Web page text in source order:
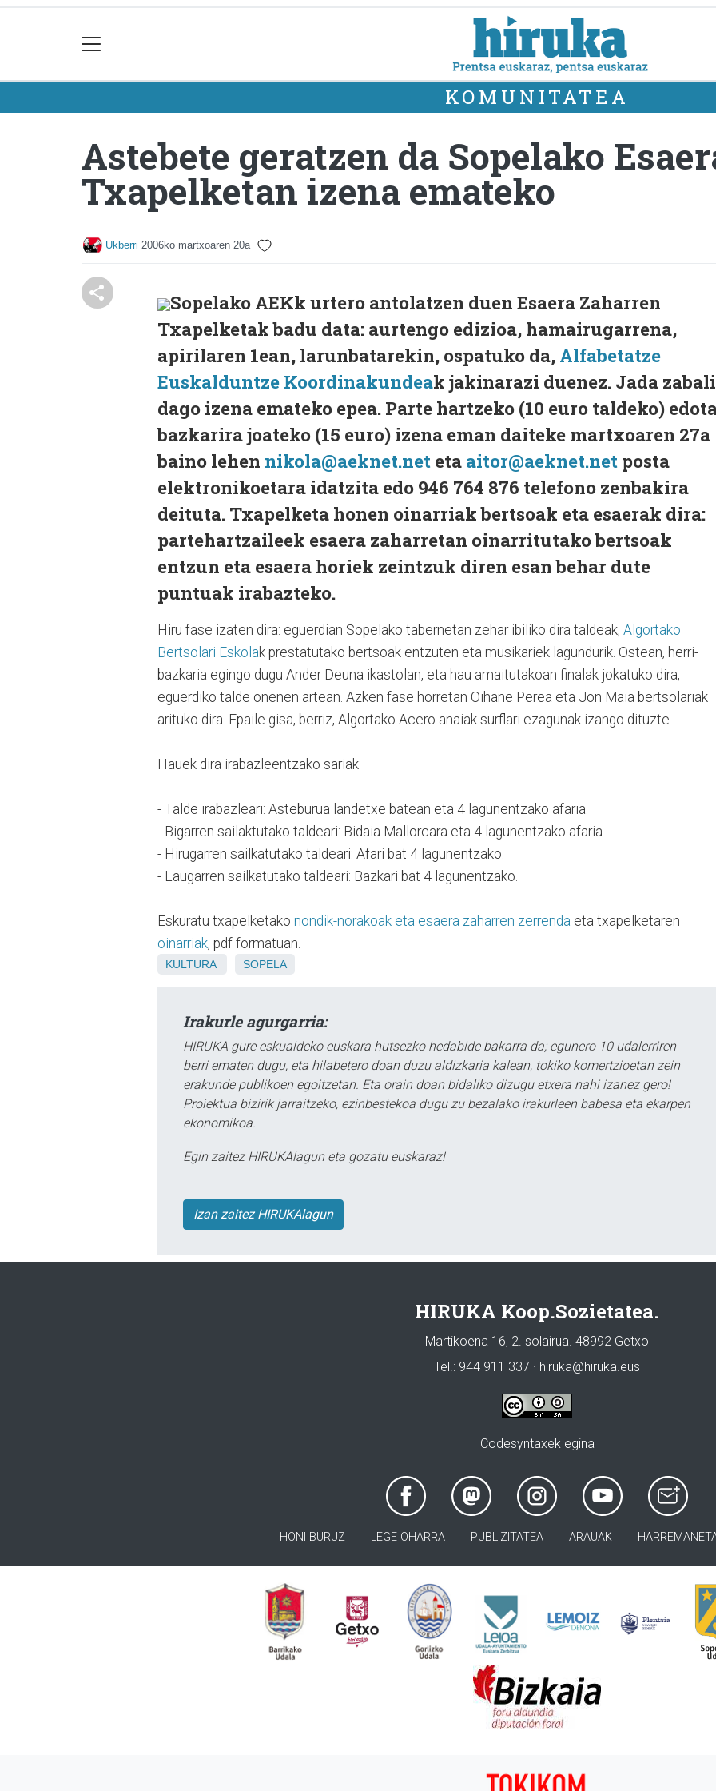
KOMUNITATEA
Astebete geratzen da Sopelako
Txapelketan izena emateko
Ukberri 2006ko martxoaren 20a
Sopelako AEKk urtero antolatzen duen Esaera Zaharren
Txapelketak badu data: aurtengo edizioa, hamairugarrena,
apirilaren 1ean, larunbatarekin, ospatuko da, Alfabetatze
Euskalduntze Koordinakundeak jakinarazi duenez. Jada
dago izena emateko epea. Parte hartzeko (10 euro taldeko)
bazkarira joateko (15 euro) izena eman daiteke martxoaren 27a
baino lehen nikola@aeknet.net eta aitor@aeknet.net posta
elektronikoetara idatzita edo 946 764 876 telefono zenbakira
deituta. Txapelketa honen oinarriak bertsoak eta esaerak dira:
partehartzaileek esaera zaharretan oinarritutako bertsoak
entzun eta esaera horiek zeintzuk diren esan behar dute
puntuak irabazteko.
Hiru fase izaten dira: eguerdian Sopelako tabernetan zehar ibiliko dira taldeak, Algortako
Bertsolari Eskolak prestatutako bertsoak entzuten eta musikariek lagundurik. Ostean, herri-
bazkaria egingo dugu Ander Deuna ikastolan, eta hau amaitutakoan finalak jokatuko dira,
eguerdiko talde onenen artean. Azken fase horretan Oihane Perea eta Jon Maia bertsolariak
arituko dira. Epaile gisa, berriz, Algortako Acero anaiak surflari ezagunak izango dituzte.
Hauek dira irabazleentzako sariak:
- Talde irabazleari: Asteburua landetxe batean eta 4 lagunentzako afaria.
- Bigarren sailaktutako taldeari: Bidaia Mallorcara eta 4 lagunentzako afaria.
- Hirugarren sailkatutako taldeari: Afari bat 4 lagunentzako.
- Laugarren sailkatutako taldeari: Bazkari bat 4 lagunentzako.
Eskuratu txapelketako nondik-norakoak eta esaera zaharren zerrenda eta txapelketaren
oinarriak, pdf formatuan.
KULTURA SOPELA
Irakurle agurgarria:
HIRUKA gure eskualdeko euskara hutsezko hedabide bakarra da; egunero 10 udalerriren
berri ematen dugu, eta hilabetero doan duzu aldizkaria kalean, tokiko komertzioetan zein
erakunde publikoen egoitzetan. Eta orain doan bidaliko dizugu etxera nahi izanez gero!
Proiektua bizirik jarraitzeko, ezinbestekoa dugu zu bezalako irakurleen babesa eta ekarpen
ekonomikoa.
Egin zaitez HIRUKAlagun eta gozatu euskaraz!
Izan zaitez HIRUKAlagun
HIRUKA Koop.Sozietatea.
Martikoena 16, 2. solairua. 48992 Getxo
Tel.: 944 911 337 · hiruka@hiruka.eus
Codesyntaxek egina
HONI BURUZ LEGE OHARRA PUBLIZITATEA ARAUAK